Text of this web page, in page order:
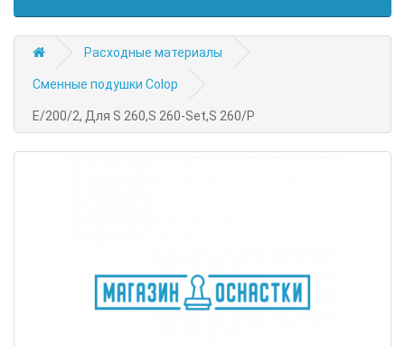
Расходные материалы
Сменные подушки Colop
E/200/2, Для S 260,S 260-Set,S 260/P